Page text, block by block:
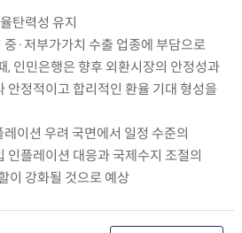
탄력성 유지
·저부가가치 수출 업종에 부담으로
, 인민은행은 향후 외환시장의 안정성과
안정적이고 합리적인 환율 기대 형성을
이션 우려 국면에서 일정 수준의
인플레이션 대응과 국제수지 조절의
이 강화될 것으로 예상